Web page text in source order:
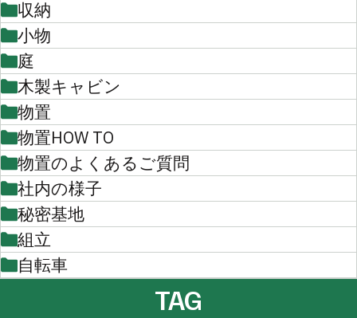
収納
小物
庭
木製キャビン
物置
物置HOW TO
物置のよくあるご質問
社内の様子
秘密基地
組立
自転車
TAG